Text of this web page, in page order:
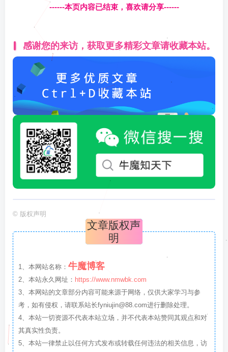
------本页内容已结束，喜欢请分享------
感谢您的来访，获取更多精彩文章请收藏本站。
© 版权声明
文章版权声
明
1、本网站名称： 牛魔博客
2、本站永久网址： https://www.nmwbk.com
3、本网站的文章部分内容可能来源于网络，仅供大家学习与参
考，如有侵权，请联系站长fyniujin@88.com进行删除处理。
4、本站一切资源不代表本站立场，并不代表本站赞同其观点和对
其真实性负责。
5、本站一律禁止以任何方式发布或转载任何违法的相关信息，访